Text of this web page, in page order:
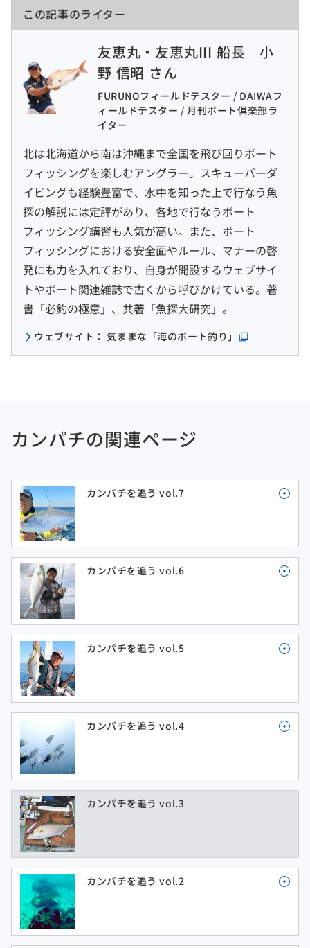
この記事のライター
友恵丸・友恵丸III 船長 小
野 信昭 さん
FURUNOフィールドテスター / DAIWAフ
ィールドテスター / 月刊ボート倶楽部ラ
イター
北は北海道から南は沖縄まで全国を飛び回りボート
フィッシングを楽しむアングラー。スキューバーダ
イビングも経験豊富で、水中を知った上で行なう魚
探の解説には定評があり、各地で行なうボート
フィッシング講習も人気が高い。また、ボート
フィッシングにおける安全面やルール、マナーの啓
発にも力を入れており、自身が開設するウェブサイ
トやボート関連雑誌で古くから呼びかけている。著
書「必釣の極意」、共著「魚探大研究」。
ウェブサイト： 気ままな「海のボート釣り」
カンパチの関連ページ
カンパチを追う vol.7
カンパチを追う vol.6
カンパチを追う vol.5
カンパチを追う vol.4
カンパチを追う vol.3
カンパチを追う vol.2